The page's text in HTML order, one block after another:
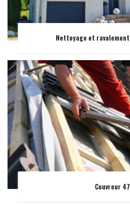
Nettoyage et
Couvreur 47